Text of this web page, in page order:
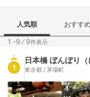
人気順 おすす
1 -9 ⁄9件表示
1
日本橋 ぼんぼり（
東京都 / 茅場町